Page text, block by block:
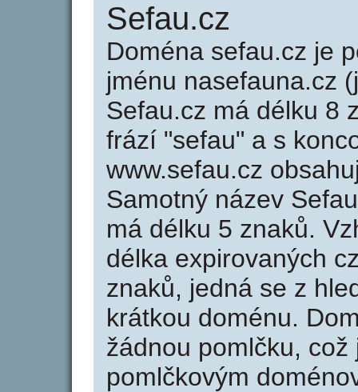
Sefau.cz
Doména sefau.cz je
jménu nasefauna.cz
Sefau.cz má délku 8
frází "sefau" a s
www.sefau.cz
Samotný název
má délku 5 znaků.
délka expirovaných
znaků, jedná se z
krátkou doménu.
žádnou pomlčku,
pomlčkovým